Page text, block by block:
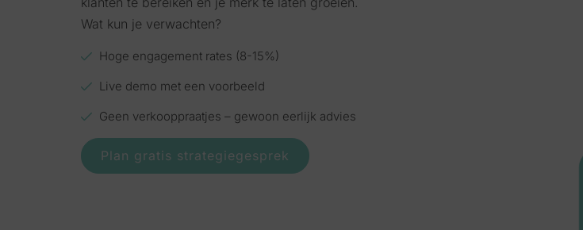
Wat kun je verwachten?
Hoge engagement rates (8-15%)
Live demo met een voorbeeld
Geen verkooppraatjes – gewoon eerlijk advies
Plan gratis strategiegesprek